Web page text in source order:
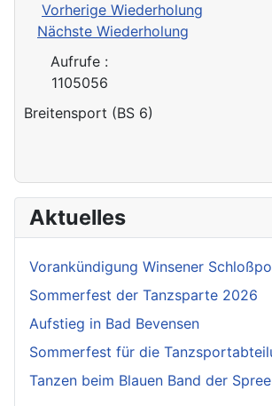
Vorherige Wiederholung
Nächste Wiederholung
Aufrufe:
1105056
Breitensport (BS 6)
Aktuelles
Vorankündigung Winsener
Sommerfest der Tanzsparte 2026
Aufstieg in Bad Bevensen
Sommerfest für die
Tanzen beim Blauen Band der Spree